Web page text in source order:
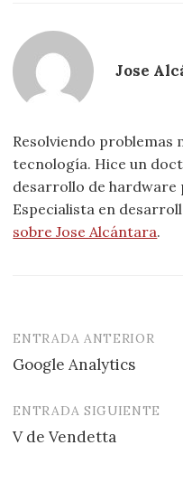
Jose
Resolviendo problemas
tecnología. Hice un
desarrollo de hardware
Especialista en
sobre Jose Alcántara.
Navegación
de
entradas
ENTRADA ANTERIOR
Google Analytics
ENTRADA SIGUIENTE
V de Vendetta